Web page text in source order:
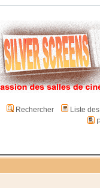
Rechercher
Liste